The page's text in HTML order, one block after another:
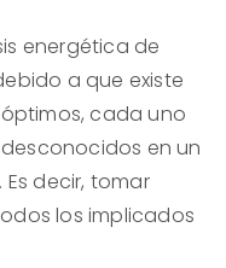
energética de
a que existe
cada uno
en un
decir, tomar
los implicados